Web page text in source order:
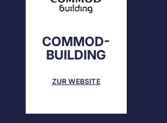
COMMOD-
BUILDING
ZUR WEBSITE